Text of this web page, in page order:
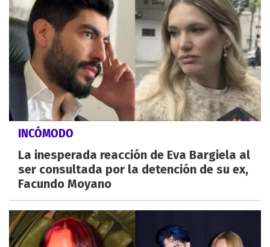
INCÓMODO
La inesperada reacción de Eva Bargiela al
ser consultada por la detención de su ex,
Facundo Moyano